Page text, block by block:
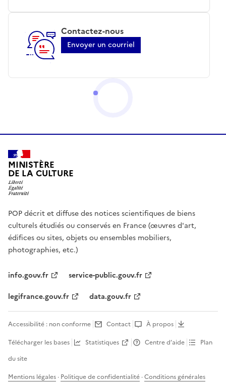
Contactez-nous
Envoyer un courriel
MINISTÈRE
DE LA CULTURE
POP décrit et diffuse des notices scientifiques de biens
culturels étudiés ou conservés en France (œuvres d'art,
édifices ou sites, objets ou ensembles mobiliers,
photographies, etc.)
info.gouv.fr
service-public.gouv.fr
legifrance.gouv.fr
data.gouv.fr
Accessibilité : non conforme Contact
À propos
Télécharger les bases
Statistiques Centre d’aide
Plan
du site
Mentions légales · Politique de confidentialité ·Conditions générales